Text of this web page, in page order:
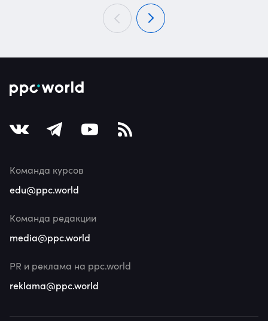
Команда курсов
edu@ppc.world
Команда редакции
media@ppc.world
PR и реклама на ppc.world
reklama@ppc.world